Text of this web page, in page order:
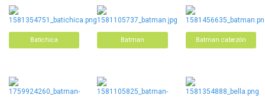
Batichica Batman Batman cabezón